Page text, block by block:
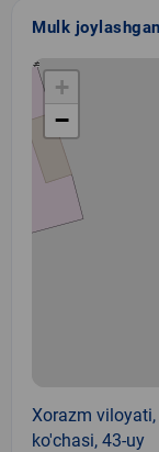
Mulk
+
−
Xorazm
ko'chasi, 43-uy